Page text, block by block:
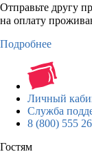
Отправьте другу
на оплату
Подробнее
Личный
Служба
8 (800) 555
Гостям